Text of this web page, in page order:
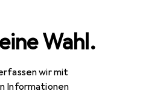
Wahl.
wir mit
Informationen